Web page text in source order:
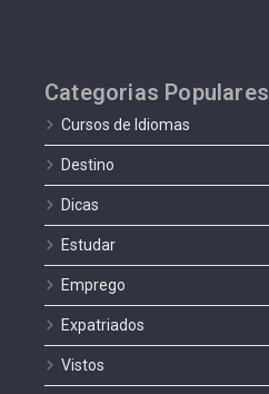
Categorias Populares
Cursos de Idiomas
Destino
Dicas
Estudar
Emprego
Expatriados
Vistos